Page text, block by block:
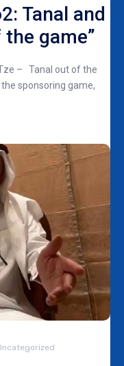
Tanal and
game”
– Tanal out of the
sponsoring game,